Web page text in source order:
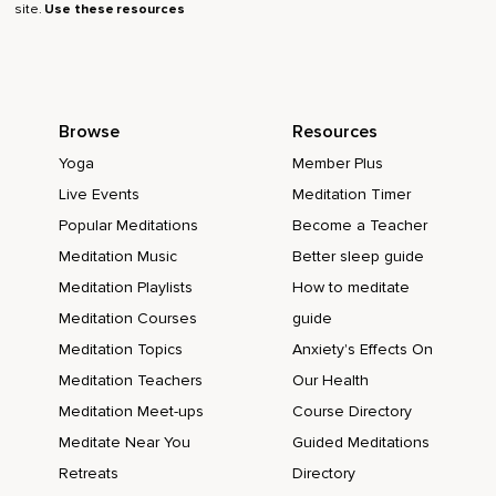
Also dass die Dinge,
Also man sagt ja im Englischen auch so,
You make me feel oder this made me feel bad oder keine
Ahnung.
Also dieses,
Ist halt eine relativ,
Ich sag mal,
Nicht schwache,
Dinge haben einfach einen Einfluss auf mich.
site. Use these resources
Browse
Yoga
Live Events
Popular Meditations
Meditation Music
Meditation Playlists
Meditation Courses
Meditation Topics
Meditation Teachers
Meditation Meet-ups
Meditate Near You
Retreats
Resources
Member Plus
Meditation Timer
Become a Teacher
Better sleep guide
How to meditate
guide
Anxiety's Effects On
Our Health
Course Directory
Guided Meditations
Directory